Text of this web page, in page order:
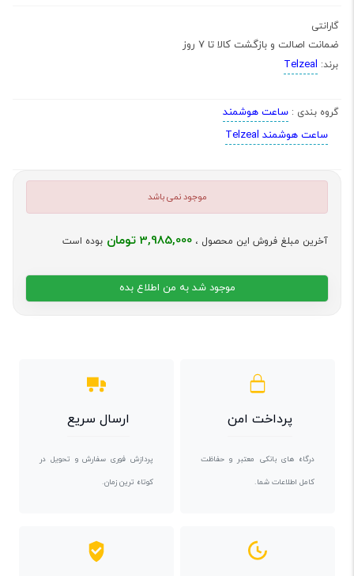
گارانتی
ضمانت اصالت و بازگشت کالا تا 7 روز
برند: Telzeal
گروه بندی : ساعت هوشمند
ساعت هوشمند Telzeal
موجود نمی باشد
آخرین مبلغ فروش این محصول ، 3,985,000 تومان بوده است
موجود شد به من اطلاع بده
پرداخت امن
درگاه های بانکی معتبر و حفاظت
کامل اطلاعات شما.
ارسال سریع
پردازش فوری سفارش و تحویل در
کوتاه ترین زمان.